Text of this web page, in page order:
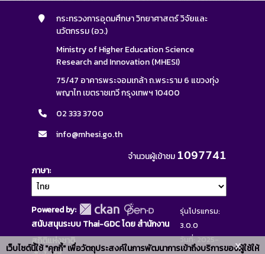
กระทรวงการอุดมศึกษา วิทยาศาสตร์ วิจัยและ
นวัตกรรม (อว.)
Ministry of Higher Education Science
Research and Innovation (MHESI)
75/47 อาคารพระจอมเกล้า ถ.พระราม 6 แขวงทุ่ง
พญาไท เขตราชเทวี กรุงเทพฯ 10400
02 333 3700
info@mhesi.go.th
จำนวนผู้เข้าชม1097741
ภาษา
Powered by:
สนับสนุนระบบ Thai-GDC โดย สำนักงาน
สถิติแห่งชาติ
รุ่นโปรแกรม:
3.0.0
วันที่: 2025-
เว็บไซต์นี้ใช้ "คุกกี้" เพื่อวัตถุประสงค์ในการพัฒนาการเข้าถึงบริการของผู้ใช้ให้
x